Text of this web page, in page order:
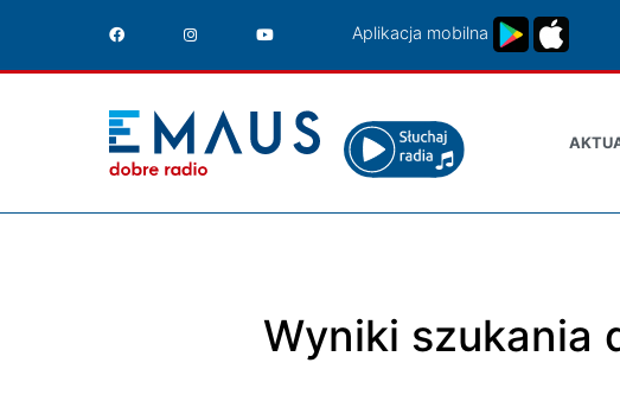
treści
Aplikacja mobilna
Wyniki szukania